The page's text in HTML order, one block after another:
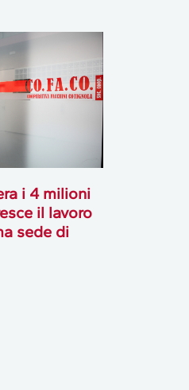
i 4 milioni
il lavoro
sede di